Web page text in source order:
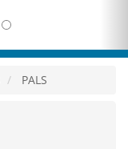
PALS